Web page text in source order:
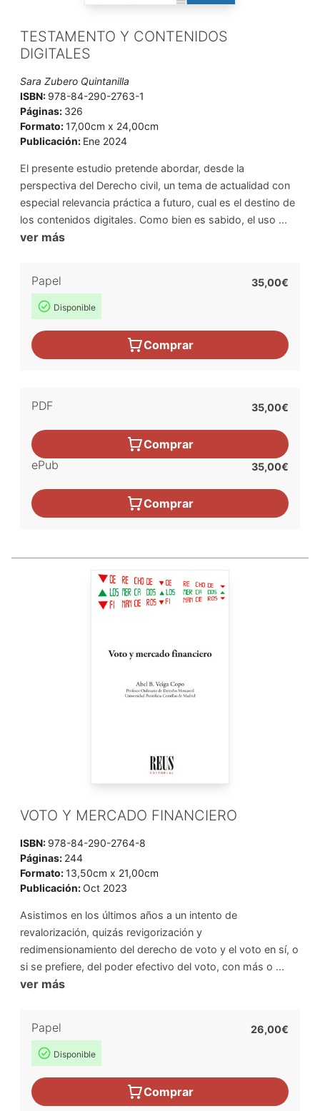
TESTAMENTO Y CONTENIDOS
DIGITALES
Sara Zubero Quintanilla
ISBN: 978-84-290-2763-1
Páginas: 326
Formato:17,00cm x 24,00cm
Publicación: Ene 2024
El presente estudio pretende abordar, desde la
perspectiva del Derecho civil, un tema de actualidad con
especial relevancia práctica a futuro, cual es el destino de
los contenidos digitales. Como bien es sabido, el uso ...
ver más
Papel
Disponible
35,00€
Comprar
PDF 35,00€
Comprar
ePub
35,00€
Comprar
VOTO Y MERCADO FINANCIERO
ISBN: 978-84-290-2764-8
Páginas: 244
Formato:13,50cm x 21,00cm
Publicación:Oct 2023
Asistimos en los últimos años a un intento de
revalorización, quizás revigorización y
redimensionamiento del derecho de voto y el voto en sí, o
si se prefiere, del poder efectivo del voto, con más o ...
ver más
Papel
Disponible
26,00€
Comprar